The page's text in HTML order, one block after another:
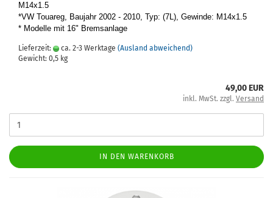
M14x1.5
*VW Tou­a­reg, Bau­jahr 2002 - 2010, Typ: (7L), Ge­win­de: M14x1.5
* Mo­del­le mit 16" Brems­an­la­ge
Lieferzeit: ca. 2-3 Werktage (Ausland abweichend)
Gewicht: 0,5 kg
49,00 EUR
inkl. MwSt. zzgl. Versand
IN DEN WARENKORB